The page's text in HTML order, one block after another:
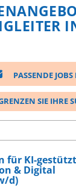
PASSENDE
SIE IHRE
für KI-
& Digital
d)